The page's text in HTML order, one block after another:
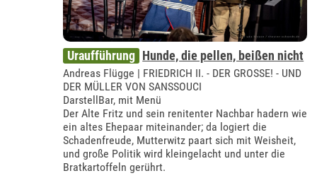
Uraufführung Hunde, die pellen, beißen nicht
Andreas Flügge | FRIEDRICH II. - DER GROSSE! - UND
DER MÜLLER VON SANSSOUCI
DarstellBar, mit Menü
Der Alte Fritz und sein renitenter Nachbar hadern wie
ein altes Ehepaar miteinander; da logiert die
Schadenfreude, Mutterwitz paart sich mit Weisheit,
und große Politik wird kleingelacht und unter die
Bratkartoffeln gerührt.